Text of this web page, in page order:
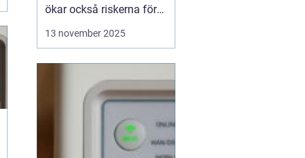
ökar också riskerna för
intrång och obehörig
övervakningskameror till
röstassistenter och
13 november 2025